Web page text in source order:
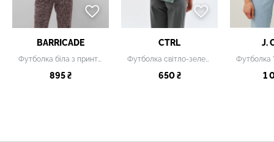
BARRICADE
895 ₴
CTRL
650 ₴
J.
1